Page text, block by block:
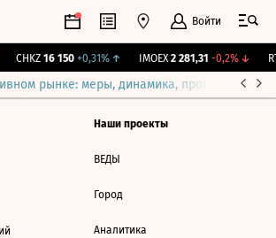
Войти
CHKZ 16 150 +0,31%↑ IMOEX 2 281,31 -0,2%↓
рынке: меры, динамика, прогнозы
Наши проекты
ВЕДЫ
Город
Аналитика